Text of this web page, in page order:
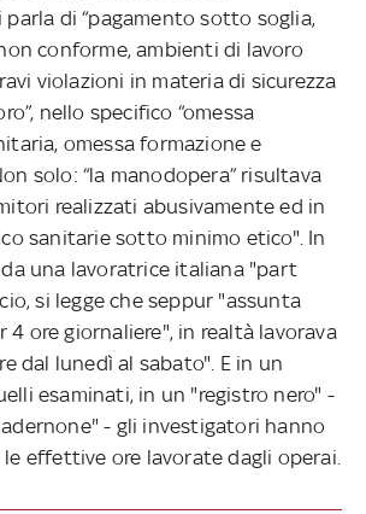
di “pagamento sotto soglia,
conforme, ambienti di lavoro
violazioni in materia di sicurezza
nello specifico “omessa
omessa formazione e
solo: “la manodopera” risultava
realizzati abusivamente ed in
sanitarie sotto minimo etico". In
da una lavoratrice italiana "part
si legge che seppur "assunta
4 ore giornaliere", in realtà lavorava
dal lunedì al sabato". E in un
esaminati, in un "registro nero" -
- gli investigatori hanno
effettive ore lavorate dagli operai.